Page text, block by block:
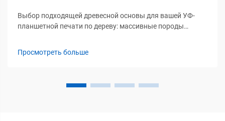
Выбор подходящей древесной основы для вашей УФ-
планшетной печати по дереву: массивные породы
орех — массивные породы древесины, обеспечивающие
Просмотреть больше